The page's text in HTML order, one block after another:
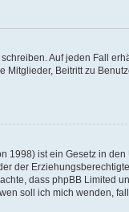
Auf jeden Fall
Beitritt zu
1998) ist ein Gesetz in
der
dass phpBB Limited
soll ich mich wenden,